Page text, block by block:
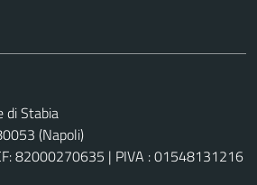
di Stabia
(Napoli)
82000270635 | PIVA : 01548131216